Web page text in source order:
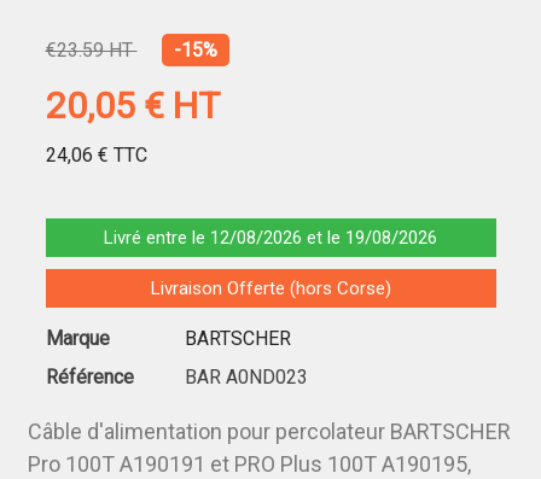
€23.59 HT -15%
20,05 € HT
24,06 € TTC
Livré entre le 12/08/2026 et le 19/08/2026
Livraison Offerte (hors Corse)
Marque
BARTSCHER
Référence
BAR A0ND023
Câble d'alimentation pour percolateur BARTSCHER
Pro 100T A190191 et PRO Plus 100T A190195,